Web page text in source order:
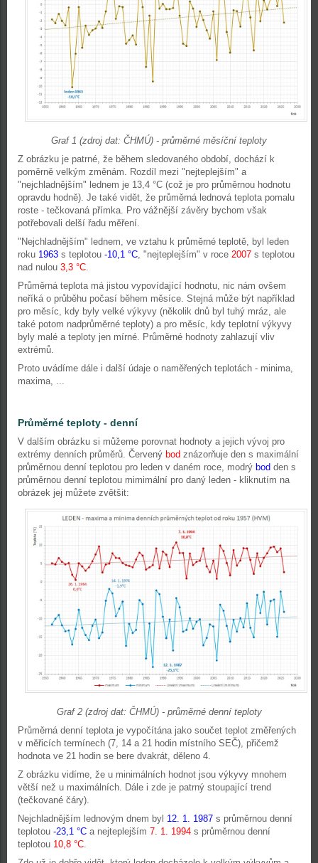
Graf 1 (zdroj dat: ČHMÚ) - průměrné měsíční teploty
Z obrázku je patrné, že během sledovaného období, dochází k
poměrně velkým změnám. Rozdíl mezi "nejteplejším" a
"nejchladnějším" lednem je 13,4 °C (což je pro průměrnou hodnotu
opravdu hodně). Je také vidět, že průměrná lednová teplota pomalu
roste - tečkovaná přímka. Pro vážnější závěry bychom však
potřebovali delší řadu měření.
"Nejchladnějším" lednem, ve vztahu k průměrné teplotě, byl leden
roku 1963 s teplotou -10,1 °C, "nejteplejším" v roce 2007 s teplotou
nad nulou 3,3 °C.
Průměrná teplota má jistou vypovídající hodnotu, nic nám ovšem
neříká o průběhu počasí během měsíce. Stejná může být například
pro měsíc, kdy byly velké výkyvy (několik dnů byl tuhý mráz, ale
také potom nadprůměrné teploty) a pro měsíc, kdy teplotní výkyvy
byly malé a teploty jen mírné. Průměrné hodnoty zahlazují vliv
extrémů.
Proto uvádíme dále i další údaje o naměřených teplotách - minima,
maxima, ...
Průměrné teploty - denní
V dalším obrázku si můžeme porovnat hodnoty a jejich vývoj pro
extrémy denních průměrů. Červený bod znázorňuje den s maximální
průměrnou denní teplotou pro leden v daném roce, modrý bod den s
průměrnou denní teplotou mimimální pro daný leden - kliknutím na
obrázek jej můžete zvětšit:
Graf 2 (zdroj dat: ČHMÚ) - průměrné denní teploty
Průměrná denní teplota je vypočítána jako součet teplot změřených
v měřicích termínech (7, 14 a 21 hodin místního SEČ), přičemž
hodnota ve 21 hodin se bere dvakrát, děleno 4.
Z obrázku vidíme, že u minimálních hodnot jsou výkyvy mnohem
větší než u maximálních. Dále i zde je patrný stoupající trend
(tečkované čáry).
Nejchladnějším lednovým dnem byl 12. 1. 1987 s průměrnou denní
teplotou -23,1 °C a nejteplejším 7. 1. 1994 s průměrnou denní
teplotou 10,8 °C.